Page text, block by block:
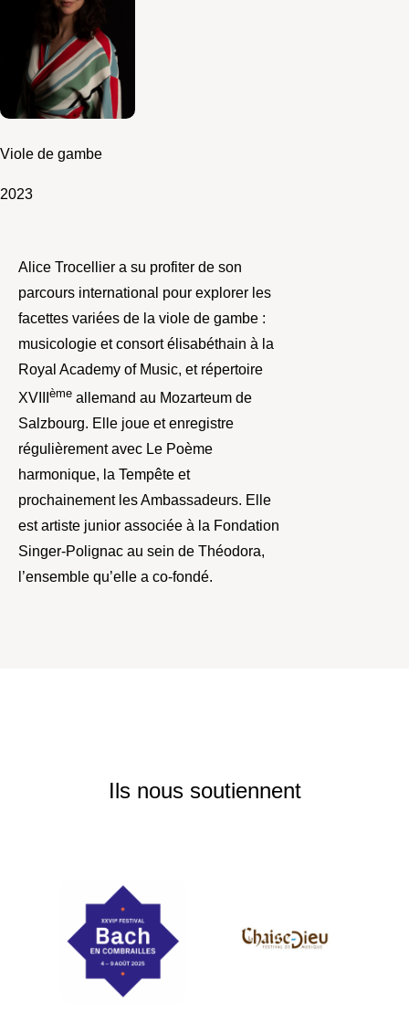
Viole de gambe
2023
Alice Trocellier a su profiter de son
parcours international pour explorer les
facettes variées de la viole de gambe :
musicologie et consort élisabéthain à la
Royal Academy of Music, et répertoire
XVIII ème allemand au Mozarteum de
Salzbourg. Elle joue et enregistre
régulièrement avec Le Poème
harmonique, la Tempête et
prochainement les Ambassadeurs. Elle
est artiste junior associée à la Fondation
Singer-Polignac au sein de Théodora,
l’ensemble qu’elle a co-fondé.
Ils nous soutiennent